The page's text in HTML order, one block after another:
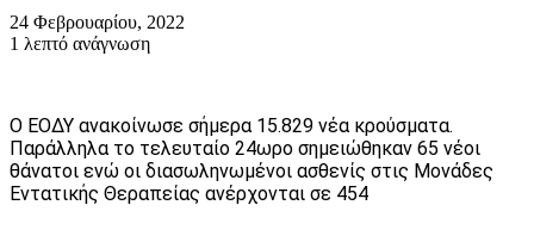
24 Φεβρουαρίου, 2022
1 λεπτό ανάγνωση
Ο ΕΟΔΥ ανακοίνωσε σήμερα 15.829 νέα κρούσματα.
Παράλληλα το τελευταίο 24ωρο σημειώθηκαν 65 νέοι
θάνατοι ενώ οι διασωληνωμένοι ασθενίς στις Μονάδες
Εντατικής Θεραπείας ανέρχονται σε 454